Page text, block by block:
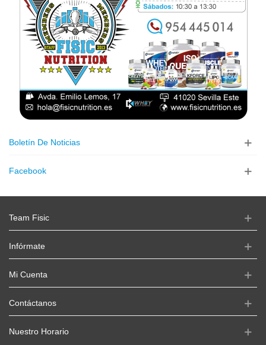
Boletín De Noticias
Facebook
Team Fisic
Infórmate
Mi Cuenta
Contáctanos
Nuestro Horario